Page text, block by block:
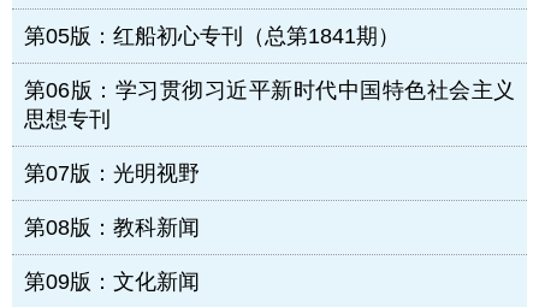
第05版：红船初心专刊（总第1841期）
第06版：学习贯彻习近平新时代中国特色社会主义
思想专刊
第07版：光明视野
第08版：教科新闻
第09版：文化新闻